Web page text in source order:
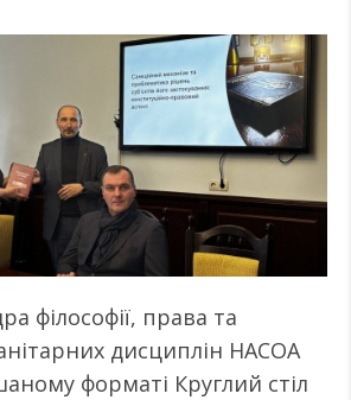
філософії, права та
дисциплін НАСОА
форматі Круглий стіл